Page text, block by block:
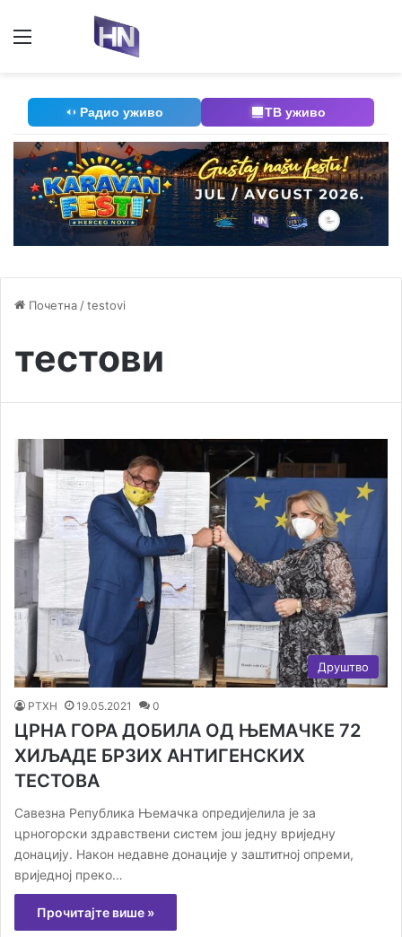
Радио уживо ТВ уживо
Почетна /testovi
тестови
Друштво
РТХН 19.05.2021 0
ЦРНА ГОРА ДОБИЛА ОД ЊЕМАЧКЕ 72
ХИЉАДЕ БРЗИХ АНТИГЕНСКИХ
ТЕСТОВА
Савезна Република Њемачка опредијелила је за
црногорски здравствени систем још једну вриједну
донацију. Након недавне донације у заштитној опреми,
вриједној преко…
Прочитајте више »